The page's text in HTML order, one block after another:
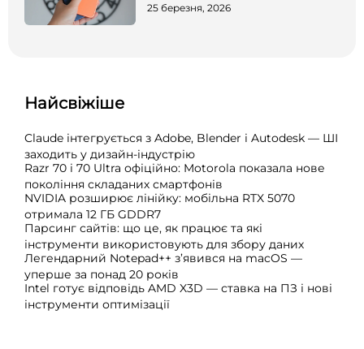
25 березня, 2026
Найсвіжіше
Claude інтегрується з Adobe, Blender і Autodesk — ШІ
заходить у дизайн-індустрію
Razr 70 і 70 Ultra офіційно: Motorola показала нове
покоління складаних смартфонів
NVIDIA розширює лінійку: мобільна RTX 5070
отримала 12 ГБ GDDR7
Парсинг сайтів: що це, як працює та які
інструменти використовують для збору даних
Легендарний Notepad++ з’явився на macOS —
уперше за понад 20 років
Intel готує відповідь AMD X3D — ставка на ПЗ і нові
інструменти оптимізації